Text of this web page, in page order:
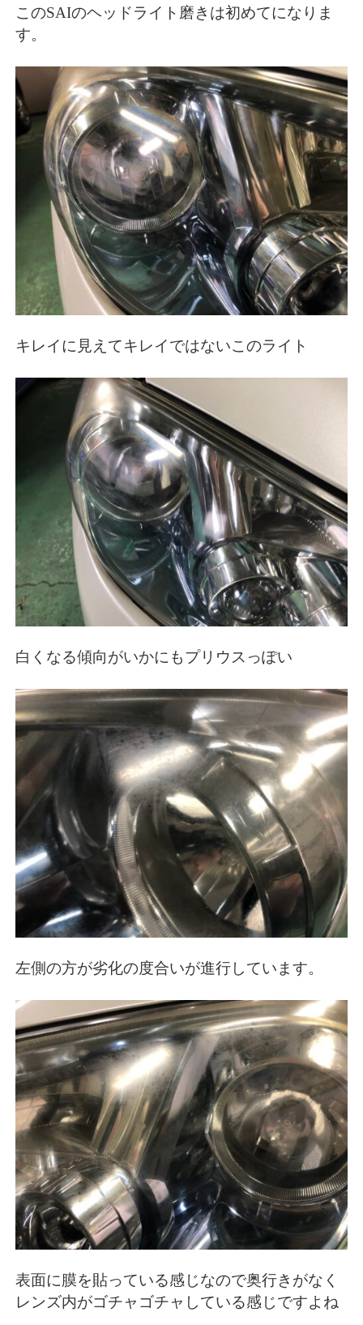
このSAIのヘッドライト磨きは初めてになりま
す。
キレイに見えてキレイではないこのライト
白くなる傾向がいかにもプリウスっぽい
左側の方が劣化の度合いが進行しています。
表面に膜を貼っている感じなので奥行きがなく
レンズ内がゴチャゴチャしている感じですよね